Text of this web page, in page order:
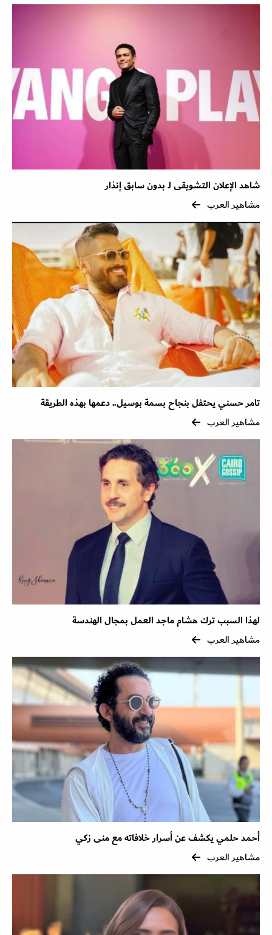
شاهد الإعلان التشويقى لـ بدون سابق إنذار
مشاهير العرب
تامر حسني يحتفل بنجاح بسمة بوسيل.. دعمها بهذه الطريقة
مشاهير العرب
لهذا السبب ترك هشام ماجد العمل بمجال الهندسة
مشاهير العرب
أحمد حلمي يكشف عن أسرار خلافاته مع منى زكي
مشاهير العرب